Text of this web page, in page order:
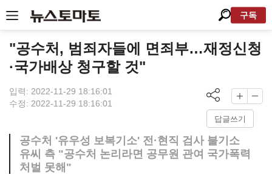
구독
"공수처, 범죄자들에 면죄부…재정신청
·국가배상 청구할 것"
입력: 2022-11-29 18:16:01
수정: 2022-11-29 18:16:01
답글쓰기
공수처 '유우성 보복기소' 전·현직 검사 불기소
유씨 측 "공수처 논리라면 공무원 관여 국가폭력
처벌 못해"